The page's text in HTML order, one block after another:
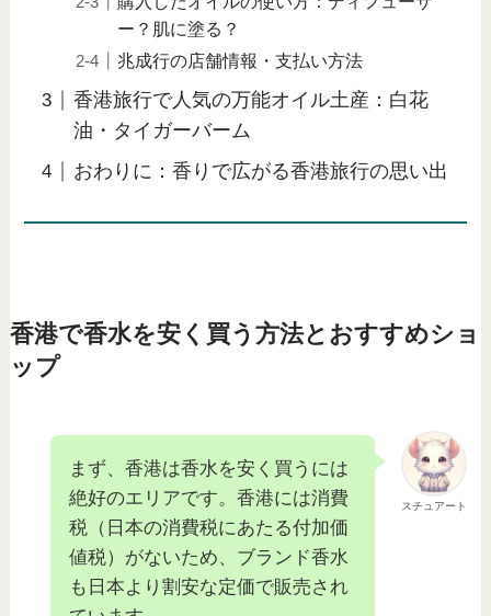
ー？肌に塗る？
兆成行の店舗情報・支払い方法
香港旅行で人気の万能オイル土産：白花
油・タイガーバーム
おわりに：香りで広がる香港旅行の思い出
香港で香水を安く買う方法とおすすめショ
ップ
スチュアート
まず、香港は香水を安く買うには
絶好のエリアです。香港には消費
税（日本の消費税にあたる付加価
値税）がないため、ブランド香水
も日本より割安な定価で販売され